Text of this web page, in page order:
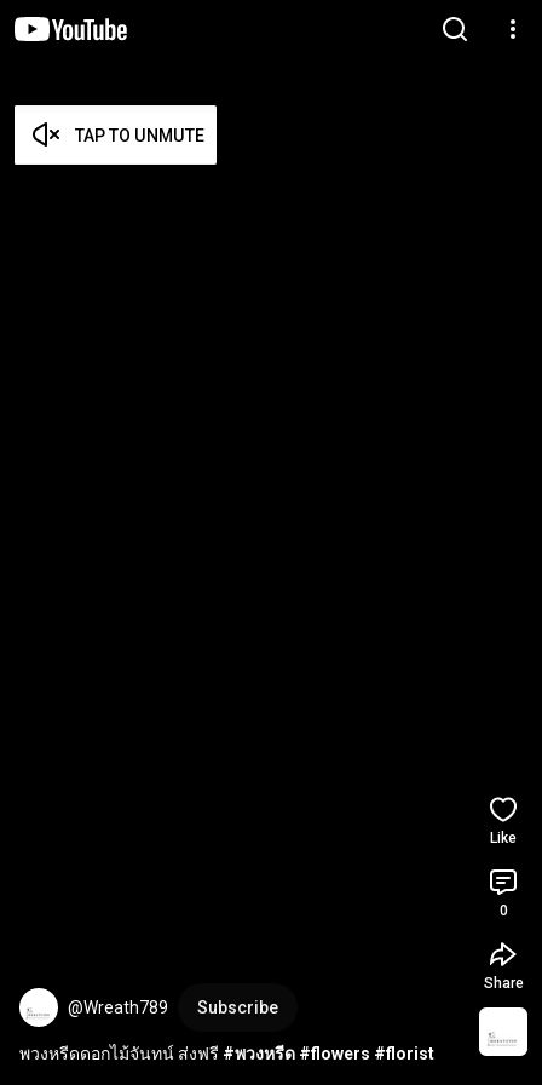
TAP TO UNMUTE
@Wreath789 Subscribe
พวงหรีดดอกไม้จันทน์ ส่งฟรี #พวงหรีด #flowers #florist
Like
0
Share